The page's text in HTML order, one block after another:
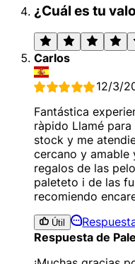
¿Cuál es tu
Carlos
12/3/
Fantástica
ràpido Llamé
stock y me
cercano y
regalos de las
paleteto i de las
recomiendo
Útil
Respuesta de